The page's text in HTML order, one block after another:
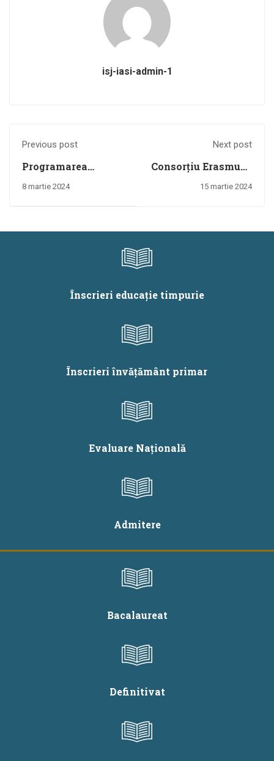
isj-iasi-admin-1
Previous post
Programarea
ședinței publice de
aflate în restrângere
8 martie 2024
Next post
Consorțiu Erasmus+
KA1-2023
15 martie 2024
Înscrieri educație timpurie
Înscrieri învățământ primar
Evaluare Națională
Admitere
Bacalaureat
Definitivat